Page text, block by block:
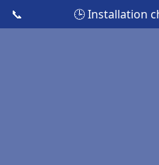
📞 🕒 Installation